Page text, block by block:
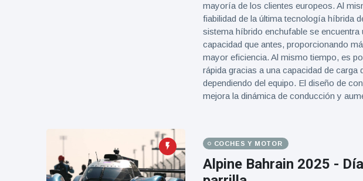
mayoría de los clientes europeos. Al
fiabilidad de la última tecnología híbrida
sistema híbrido enchufable se
capacidad que antes, proporcionando
mayor eficiencia. Al mismo tiempo, es
rápida gracias a una capacidad de carga
dependiendo del equipo. El diseño de
mejora la dinámica de conducción y
COCHES Y MOTOR
Alpine Bahrain 2025 -